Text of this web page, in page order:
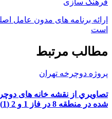
ارائه برنامه های مدون عامل
است
مطالب مرتبط
پروژه دوچرخه تهران
تصاويري از نقشه خانه های
شده در منطقه 8 در فاز 1 و 2 (1)